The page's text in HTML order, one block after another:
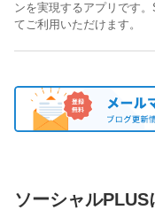
ンを実現するアプリです
てご利用いただけます。
ソーシャルPLUS